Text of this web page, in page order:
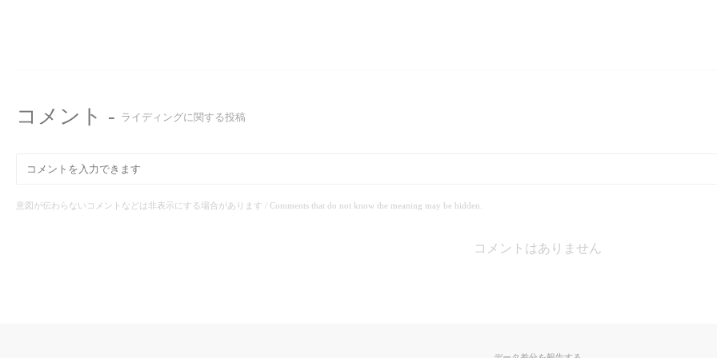
コメント - ライディングに関する投稿
意図が伝わらないコメントなどは非表示にする場合があります / Comments that do not know the meaning may be hidden.
コメントはありません